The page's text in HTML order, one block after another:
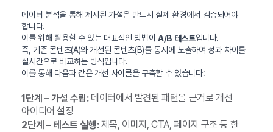
데이터 분석을 통해 제시된 가설은 반드시 실제 환경에서 검증되어야
합니다.
이를 위해 활용할 수 있는 대표적인 방법이 A/B 테스트입니다.
즉, 기존 콘텐츠(A)와 개선된 콘텐츠(B)를 동시에 노출하여 성과 차이를
실시간으로 비교하는 방식입니다.
이를 통해 다음과 같은 개선 사이클을 구축할 수 있습니다:
1단계 – 가설 수립:데이터에서 발견된 패턴을 근거로 개선
아이디어 설정
2단계 – 테스트 실행:제목, 이미지, CTA, 페이지 구조 등 한